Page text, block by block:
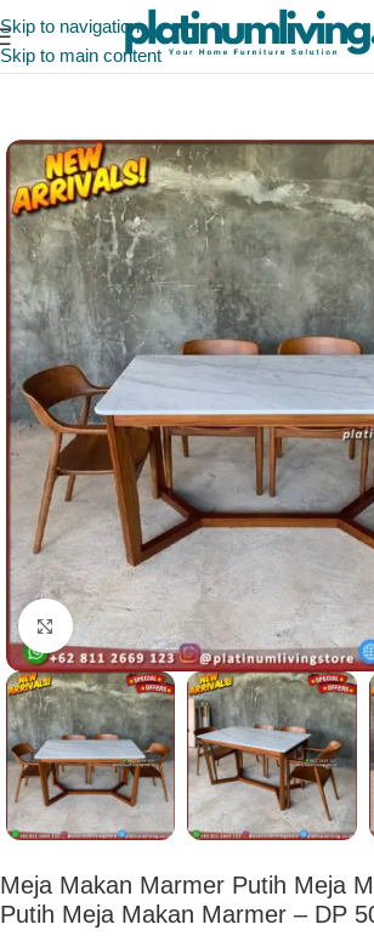
Skip to navigation
Skip to main content
Beranda/Ruang Makan
Click to enlarge
Meja Makan Marmer Putih Meja
Putih Meja Makan Marmer – DP